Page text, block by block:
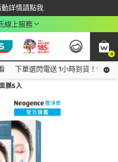
詳情請點我
最高回饋$350
線上服務
0
下單選閃電送 1小時到貨！領神
膜5入